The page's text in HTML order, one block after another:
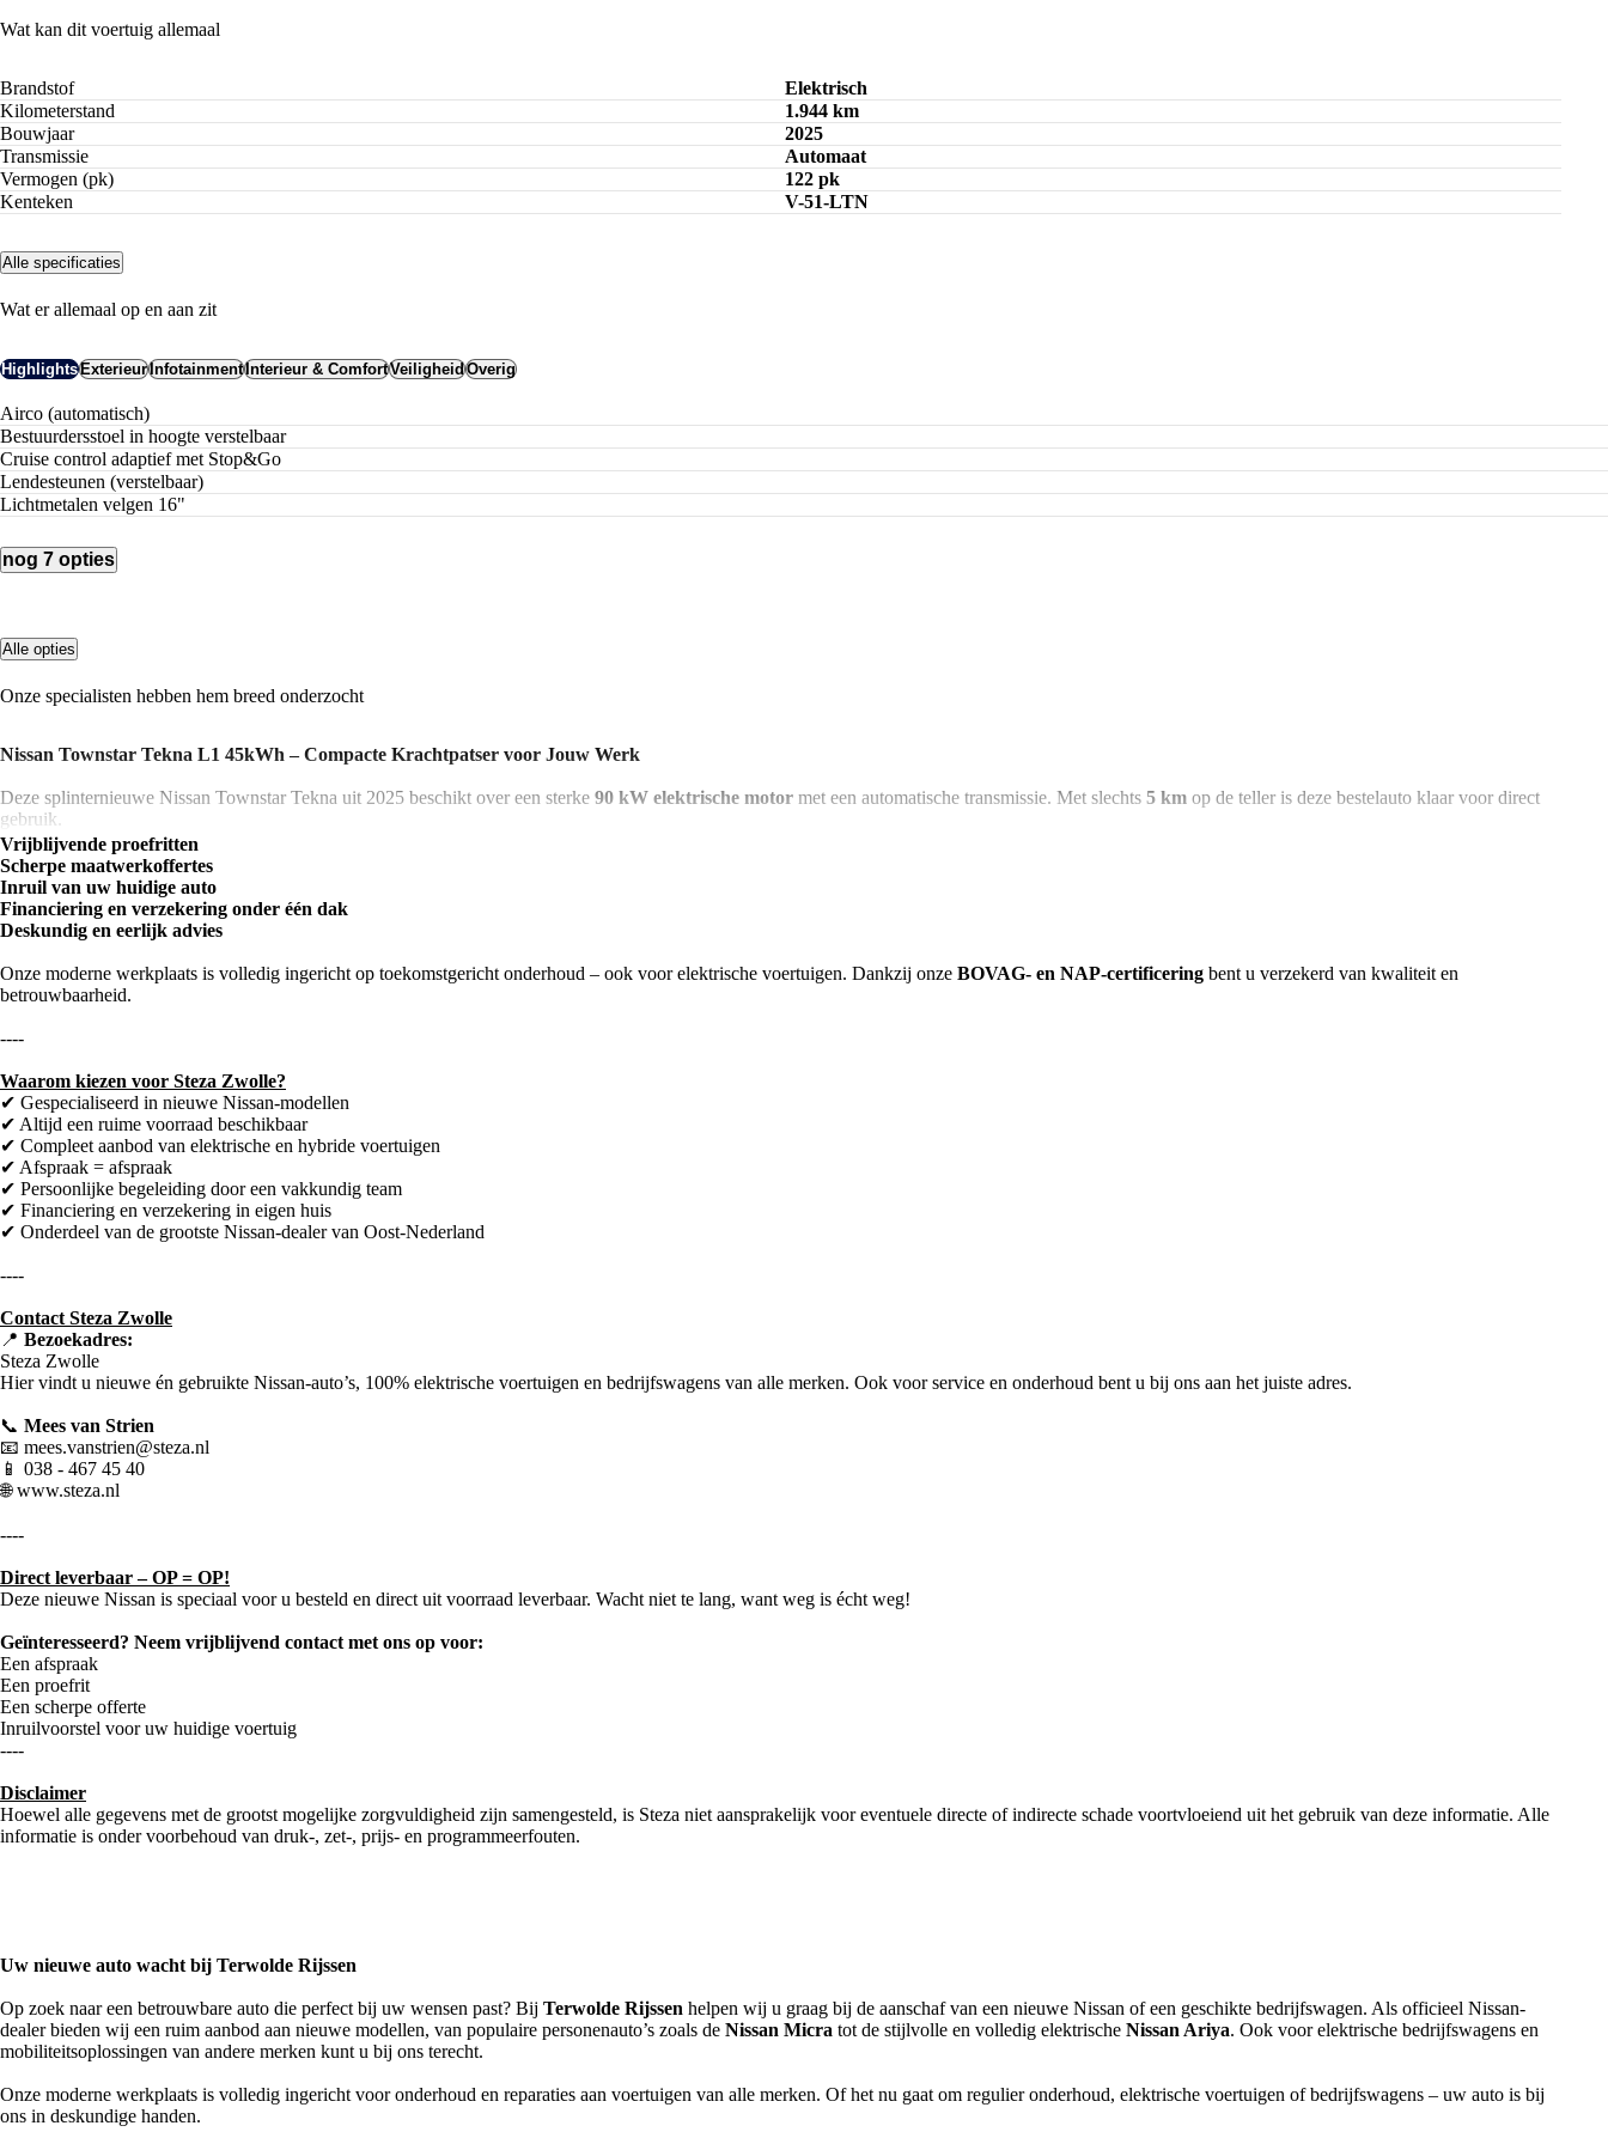
Wat kan dit voertuig allemaal
Brandstof
Elektrisch
Kilometerstand
1.944 km
Bouwjaar
2025
Transmissie
Automaat
Vermogen (pk)
122 pk
Kenteken
V-51-LTN
Alle specificaties
Wat er allemaal op en aan zit
HighlightsExterieurInfotainmentInterieur & ComfortVeiligheidOverig
airco (automatisch)
bestuurdersstoel in hoogte verstelbaar
cruise control adaptief met Stop&Go
lendesteunen (verstelbaar)
lichtmetalen velgen 16"
nog 7 opties
Alle opties
Onze specialisten hebben hem breed onderzocht
Nissan Townstar Tekna L1 45kWh – Compacte Krachtpatser voor Jouw Werk
Deze splinternieuwe Nissan Townstar Tekna uit 2025 beschikt over een sterke 90 kW elektrische motor met een automatische transmissie. Met slechts 5 km op de teller is deze bestelauto klaar voor direct
gebruik.
De Townstar heeft een indrukwekkende
achteruitrijcameramaken het rijden en manoeuvreren eenvoudig en veilig.
De stijlvolle grijze kleur geeft deze compacte werkauto een professionele uitstraling, perfect voor elke ondernemer die efficiënt en duurzaam wil rijden.
📍Bekijk ‘m snel bij Steza Zwolle B.V. – jouw nieuwe werkpartner staat klaar!
Welkom bij Steza Zwolle – Dé Nissan-specialist van Oost-Nederland
Bent u op zoek naar een nieuwe Nissan? Dan bent u bijSteza Zwolle
aanbod van nieuwe Nissan personenauto’s en bedrijfswagens, waaronder de nieuwste elektrische en hybride modellen zoals de
Wij begeleiden u persoonlijk bij het vinden van een auto die perfect aansluit op uw wensen en rijstijl.
Vrijblijvende proefritten
Scherpe maatwerkoffertes
Inruil van uw huidige auto
Financiering en verzekering onder één dak
Deskundig en eerlijk advies
Onze moderne werkplaats is volledig ingericht op toekomstgericht onderhoud – ook voor elektrische voertuigen. Dankzij onze BOVAG- en NAP-certificering bent u verzekerd van kwaliteit en
betrouwbaarheid.
----
Waarom kiezen voor Steza Zwolle?
✔ Gespecialiseerd in nieuwe Nissan-modellen
✔ Altijd een ruime voorraad beschikbaar
✔ Compleet aanbod van elektrische en hybride voertuigen
✔ Afspraak = afspraak
✔ Persoonlijke begeleiding door een vakkundig team
✔ Financiering en verzekering in eigen huis
✔ Onderdeel van de grootste Nissan-dealer van Oost-Nederland
----
Contact Steza Zwolle
📍 Bezoekadres:
Steza Zwolle
Hier vindt u nieuwe én gebruikte Nissan-auto’s, 100% elektrische voertuigen en bedrijfswagens van alle merken. Ook voor service en onderhoud bent u bij ons aan het juiste adres.
📞 Mees van Strien
📧 mees.vanstrien@steza.nl
📱 038 - 467 45 40
🌐 www.steza.nl
----
Direct leverbaar – OP = OP!
Deze nieuwe Nissan is speciaal voor u besteld en direct uit voorraad leverbaar. Wacht niet te lang, want weg is écht weg!
Geïnteresseerd? Neem vrijblijvend contact met ons op voor:
Een afspraak
Een proefrit
Een scherpe offerte
Inruilvoorstel voor uw huidige voertuig
----
Disclaimer
Hoewel alle gegevens met de grootst mogelijke zorgvuldigheid zijn samengesteld, is Steza niet aansprakelijk voor eventuele directe of indirecte schade voortvloeiend uit het gebruik van deze informatie. Alle
informatie is onder voorbehoud van druk-, zet-, prijs- en programmeerfouten.
Uw nieuwe auto wacht bij Terwolde Rijssen
Op zoek naar een betrouwbare auto die perfect bij uw wensen past? Bij Terwolde Rijssen helpen wij u graag bij de aanschaf van een nieuwe Nissan of een geschikte bedrijfswagen. Als officieel Nissan-
dealer bieden wij een ruim aanbod aan nieuwe modellen, van populaire personenauto’s zoals de Nissan Micra tot de stijlvolle en volledig elektrische Nissan Ariya. Ook voor elektrische bedrijfswagens en
mobiliteitsoplossingen van andere merken kunt u bij ons terecht.
Onze moderne werkplaats is volledig ingericht voor onderhoud en reparaties aan voertuigen van alle merken. Of het nu gaat om regulier onderhoud, elektrische voertuigen of bedrijfswagens – uw auto is bij
ons in deskundige handen.